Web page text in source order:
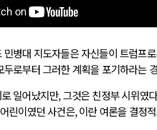
민병대 지도자들은 자신들이 트럼프
두로부터 그러한 계획을 포기하라는
일어났지만,그것은 친정부 시위였
린이였던 사건은,이란 여론을 결정